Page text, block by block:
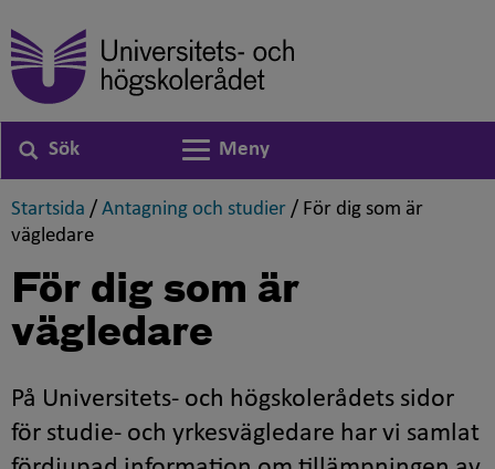
Sök
Växla navigering
Meny
Startsida ,
/ Antagning och studier ,
/ För dig som är
vägledare,
För dig som är
vägledare
På Universitets- och högskolerådets sidor
för studie- och yrkesvägledare har vi samlat